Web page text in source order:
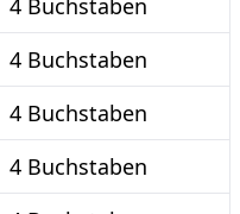
4 Buchstaben
4 Buchstaben
4 Buchstaben
4 Buchstaben